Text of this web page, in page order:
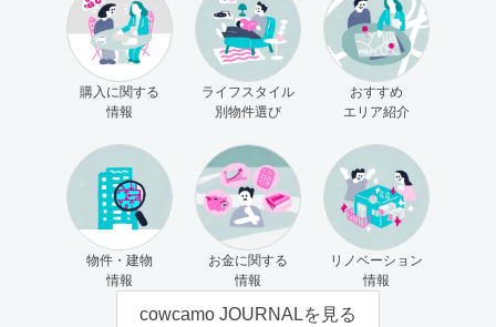
購入に関する
情報
ライフスタイル
別物件選び
おすすめ
エリア紹介
物件・建物
情報
お金に関する
情報
リノベーション
情報
cowcamo JOURNALを見る